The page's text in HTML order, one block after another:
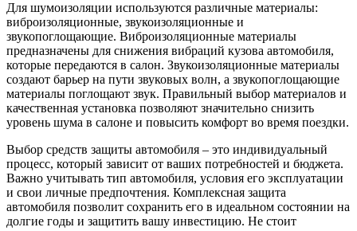
Для шумоизоляции используются различные материалы:
виброизоляционные, звукоизоляционные и
звукопоглощающие. Виброизоляционные материалы
предназначены для снижения вибраций кузова автомобиля,
которые передаются в салон. Звукоизоляционные материалы
создают барьер на пути звуковых волн, а звукопоглощающие
материалы поглощают звук. Правильный выбор материалов и
качественная установка позволяют значительно снизить
уровень шума в салоне и повысить комфорт во время поездки.
Выбор средств защиты автомобиля – это индивидуальный
процесс, который зависит от ваших потребностей и бюджета.
Важно учитывать тип автомобиля, условия его эксплуатации
и свои личные предпочтения. Комплексная защита
автомобиля позволит сохранить его в идеальном состоянии на
долгие годы и защитить вашу инвестицию. Не стоит